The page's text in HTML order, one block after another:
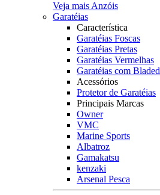
Veja mais Anzóis
Garatéias
Característica
Garatéias Foscas
Garatéias Pretas
Garatéias Vermelhas
Garatéias com Bladed
Acessórios
Protetor de Garatéias
Principais Marcas
Owner
VMC
Marine Sports
Albatroz
Gamakatsu
kenzaki
Arsenal Pesca